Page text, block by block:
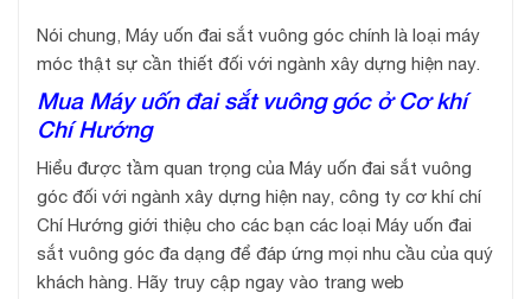
Nói chung, Máy uốn đai sắt vuông góc chính là loại máy
móc thật sự cần thiết đối với ngành xây dựng hiện nay.
Mua Máy uốn đai sắt vuông góc ở Cơ khí
Chí Hướng
Hiểu được tầm quan trọng của Máy uốn đai sắt vuông
góc đối với ngành xây dựng hiện nay, công ty cơ khí chí
Chí Hướng giới thiệu cho các bạn các loại Máy uốn đai
sắt vuông góc đa dạng để đáp ứng mọi nhu cầu của quý
khách hàng. Hãy truy cập ngay vào trang web